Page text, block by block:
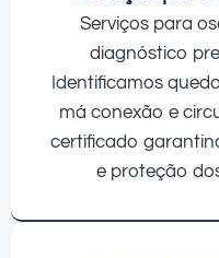
Serviços para
diagnóstico
Identificamos
má conexão e
certificado
e proteção